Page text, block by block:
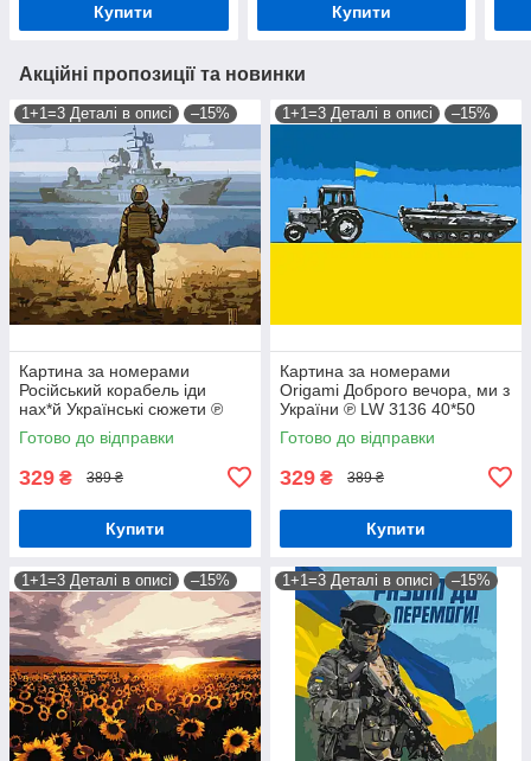
Купити Купити
Акційні пропозиції та новинки
1+1=3 Деталі в описі –15%
Картина за номерами
Російський корабель іди
нах*й Українські сюжети ℗
40*50 см Орігамі LW 3126
Готово до відправки
329 ₴ 389 ₴
Купити
1+1=3 Деталі в описі –15%
Картина за номерами
Origami Доброго вечора, ми з
України ℗ LW 3136 40*50
pbn-p
Готово до відправки
329 ₴ 389 ₴
Купити
1+1=3 Деталі в описі –15% 1+1=3 Деталі в описі –15%